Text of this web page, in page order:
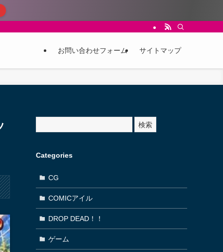
お問い合わせフォーム サイトマップ
イ
内
索
検索
Categories
CG
COMICアイル
DROP DEAD！！
ゲーム